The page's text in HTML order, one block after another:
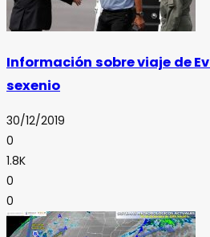
Información sobre viaje de
sexenio
30/12/2019
0
1.8K
0
0